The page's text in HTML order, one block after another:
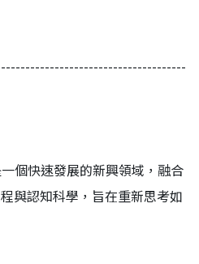
個快速發展的新興領域，融合
與認知科學，旨在重新思考如